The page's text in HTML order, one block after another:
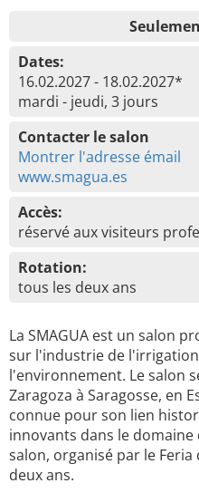
Dates:
16.02.2027 - 18.02.2027*
mardi - jeudi, 3 jours
Contacter le salon
Montrer l'adresse émail
www.smagua.es
Accès:
réservé aux visiteurs
Rotation:
tous les deux ans
La SMAGUA est un salon
sur l'industrie de
l'environnement. Le salon
Zaragoza à Saragosse, en
connue pour son lien
innovants dans le domaine
salon, organisé par le Feria
deux ans.